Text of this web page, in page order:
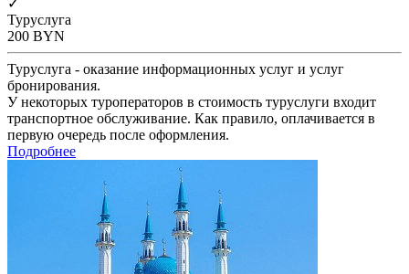
Туруслуга
200 BYN
Туруслуга - оказание информационных услуг и услуг
бронирования.
У некоторых туроператоров в стоимость туруслуги входит
транспортное обслуживание. Как правило, оплачивается в
первую очередь после оформления.
Подробнее